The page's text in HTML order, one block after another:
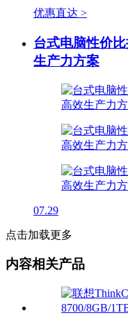
优惠直达 >
台式电脑性价
生产力方案
07.29
点击加载更多
内容相关产品